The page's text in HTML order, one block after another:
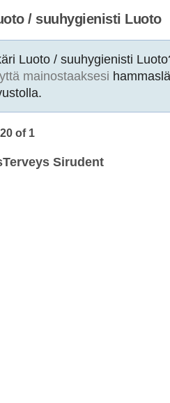
/ suuhygienisti Luoto
Luoto / suuhygienisti
mainostaaksesi
of 1
Sirudent